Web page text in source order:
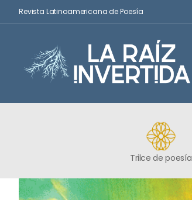
Revista Latinoamericana de Poesía
Trilce de poesía